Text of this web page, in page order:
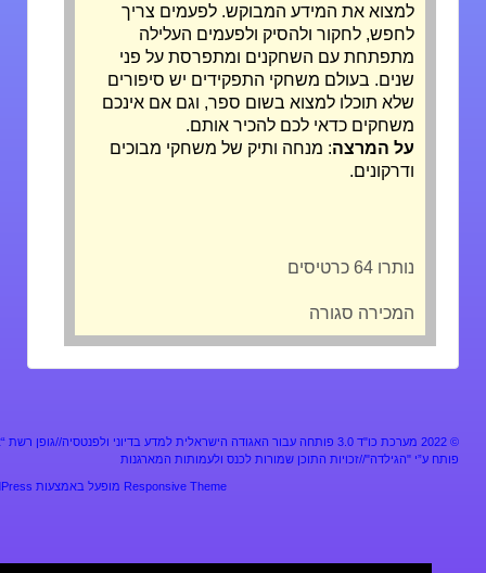
למצוא את המידע המבוקש. לפעמים צריך
לחפש, לחקור ולהסיק ולפעמים העלילה
מתפתחת עם השחקנים ומתפרסת על פני
שנים. בעולם משחקי התפקידים יש סיפורים
שלא תוכלו למצוא בשום ספר, וגם אם אינכם
משחקים כדאי לכם להכיר אותם.
על המרצה: מנחה ותיק של משחקי מבוכים
ודרקונים.
המכירה סגורה
מערכת כו"ד 3.0 פותחה עבור האגודה הישראלית למדע בדיוני ולפנטסיה//גופן רשת “אלף”
"הגילדה"//זכויות התוכן שמורות לכנס ולעמותות המארגנות
Responsive Themeמופעל באמצעות WordPress